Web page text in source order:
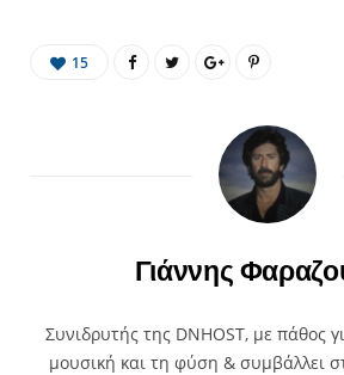
15
Γιάννης
Συνιδρυτής της DNHOST, με πάθος
μουσική και τη φύση & συμβάλλει